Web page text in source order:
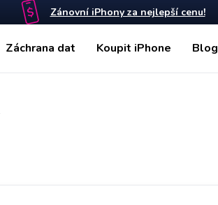
Zánovní iPhony za nejlepší cenu!
Záchrana dat Koupit iPhone Blog